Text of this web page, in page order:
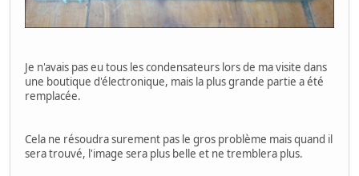
Je n'avais pas eu tous les condensateurs lors de ma visite dans
une boutique d'électronique, mais la plus grande partie a été
remplacée.
Cela ne résoudra surement pas le gros problème mais quand il
sera trouvé, l'image sera plus belle et ne tremblera plus.